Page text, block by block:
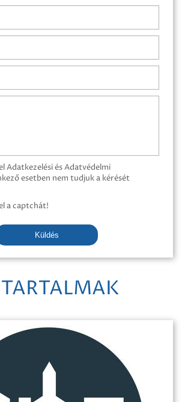
Adatkezelési és Adatvédelmi
esetben nem tudjuk a kérését
a captchát!
Küldés